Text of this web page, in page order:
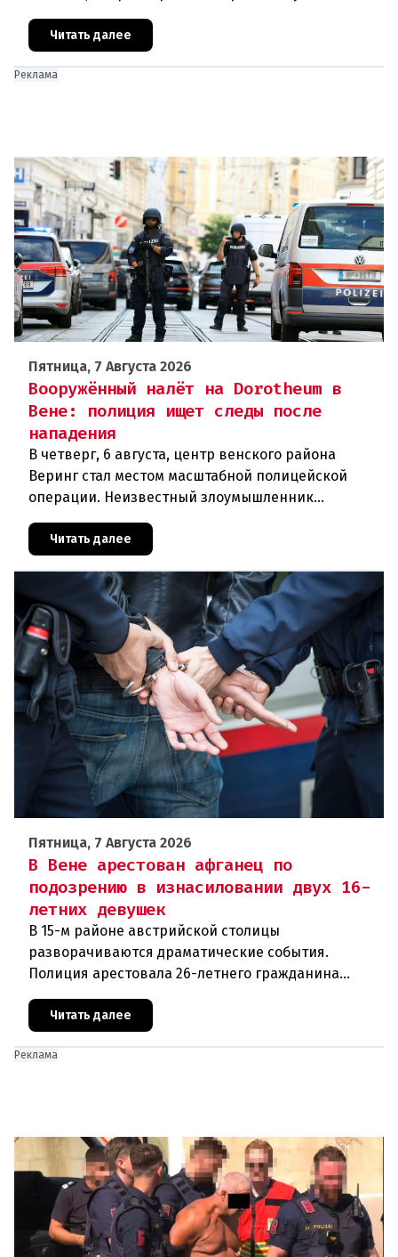
автостраде между Вероной и Венецией их машина
подверглась обстрелу, за которым
Читать далее
Реклама
Пятница, 7 Августа 2026
Вооружённый налёт на Dorotheum в
Вене: полиция ищет следы после
нападения
В четверг, 6 августа, центр венского района
Веринг стал местом масштабной полицейской
операции. Неизвестный злоумышленник
совершил вооружённое нападение на филиал
знаменитого аукционного дома Dorotheu
Читать далее
Пятница, 7 Августа 2026
В Вене арестован афганец по
подозрению в изнасиловании двух 16-
летних девушек
В 15-м районе австрийской столицы
разворачиваются драматические события.
Полиция арестовала 26-летнего гражданина
Афганистана по подозрению в изнасиловании
двух 16-летних девушек.Вызов полиции и задер
Читать далее
Реклама